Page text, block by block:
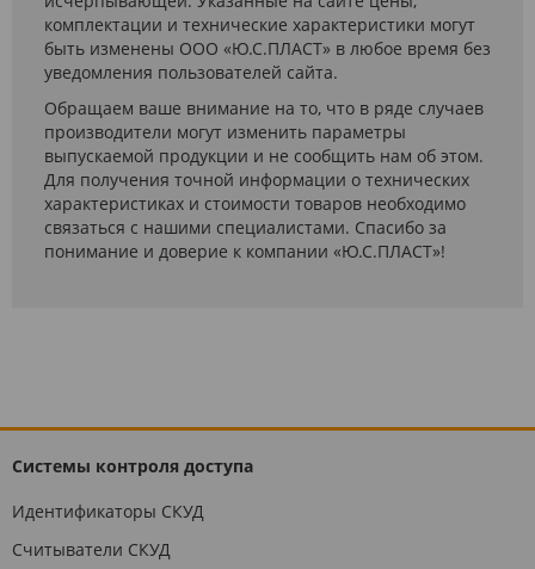
комплектации и технические характеристики могут
быть изменены ООО «Ю.С.ПЛАСТ» в любое время без
уведомления пользователей сайта.
Обращаем ваше внимание на то, что в ряде случаев
производители могут изменить параметры
выпускаемой продукции и не сообщить нам об этом.
Для получения точной информации о технических
характеристиках и стоимости товаров необходимо
связаться с нашими специалистами. Спасибо за
понимание и доверие к компании «Ю.С.ПЛАСТ»!
Системы контроля доступа
Идентификаторы СКУД
Считыватели СКУД